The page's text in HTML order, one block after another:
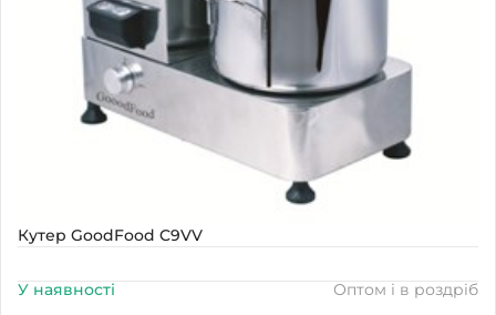
Кутер GoodFood C9VV
У наявності Оптом і в роздріб